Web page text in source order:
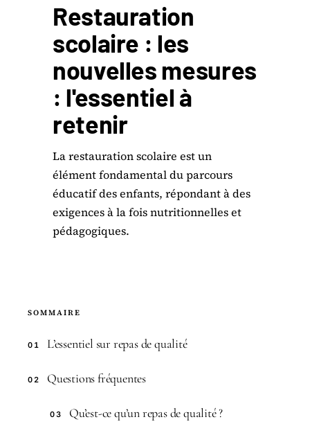
Restauration
scolaire : les
nouvelles mesures
: l'essentiel à
retenir
La restauration scolaire est un
élément fondamental du parcours
éducatif des enfants, répondant à des
exigences à la fois nutritionnelles et
pédagogiques.
SOMMAIRE
01 L’essentiel sur repas de qualité
02 Questions fréquentes
03 Qu’est-ce qu’un repas de qualité ?